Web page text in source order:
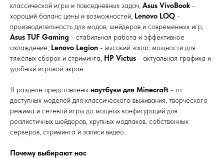
классической игры и повседневных задач, Asus VivoBook -
хороший баланс цены и возможностей, Lenovo LOQ -
производительность для модов, шейдеров и современных игр,
Asus TUF Gaming - стабильная работа и эффективное
охлаждение, Lenovo Legion - высокий запас мощности для
тяжёлых сборок и стриминга, HP Victus - актуальная графика и
удобный игровой экран
В разделе представлены ноутбуки для Minecraft - от
доступных моделей для классического выживания, творческого
режима и сетевой игры до мощных конфигураций для
реалистичных шейдеров, крупных модпаков, собственных
серверов, стриминга и записи видео.
Почему выбирают нас